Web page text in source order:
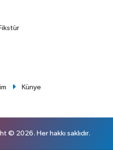
Künye
© 2026. Her hakkı saklıdır.